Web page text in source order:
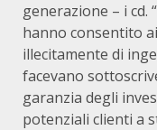
generazione – i cd.
hanno consentito
illecitamente di
facevano
garanzia degli
potenziali clienti a